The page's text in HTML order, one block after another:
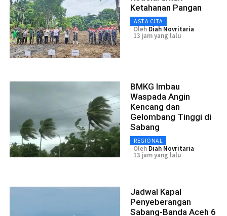
Ketahanan Pangan
ASTA CITA
Oleh Diah Novritaria
13 jam yang lalu
BMKG Imbau
Waspada Angin
Kencang dan
Gelombang Tinggi di
Sabang
REGIONAL
Oleh Diah Novritaria
13 jam yang lalu
Jadwal Kapal
Penyeberangan
Sabang-Banda Aceh 6